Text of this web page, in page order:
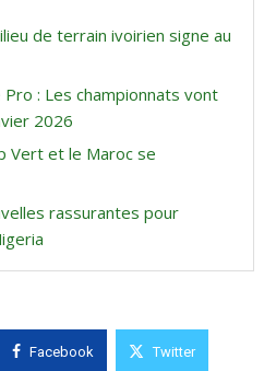
de terrain ivoirien signe au
: Les championnats vont
2026
Vert et le Maroc se
rassurantes pour
Facebook Twitter